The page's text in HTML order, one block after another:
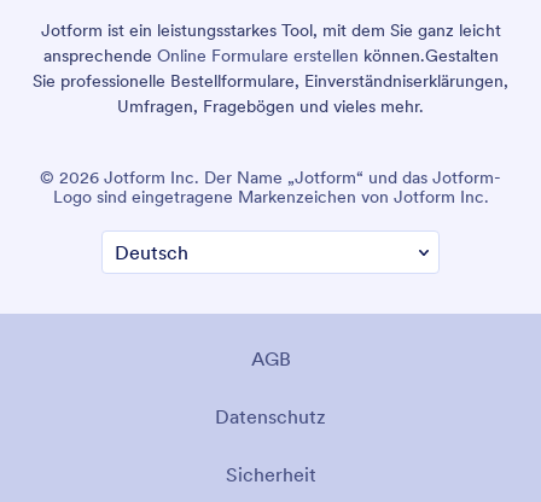
Jotform ist ein leistungsstarkes Tool, mit dem Sie ganz leicht
ansprechende Online Formulare erstellen können.Gestalten
Sie professionelle Bestellformulare, Einverständniserklärungen,
Umfragen, Fragebögen und vieles mehr.
© 2026 Jotform Inc. Der Name „Jotform“ und das Jotform-
Logo sind eingetragene Markenzeichen von Jotform Inc.
AGB
Datenschutz
Sicherheit